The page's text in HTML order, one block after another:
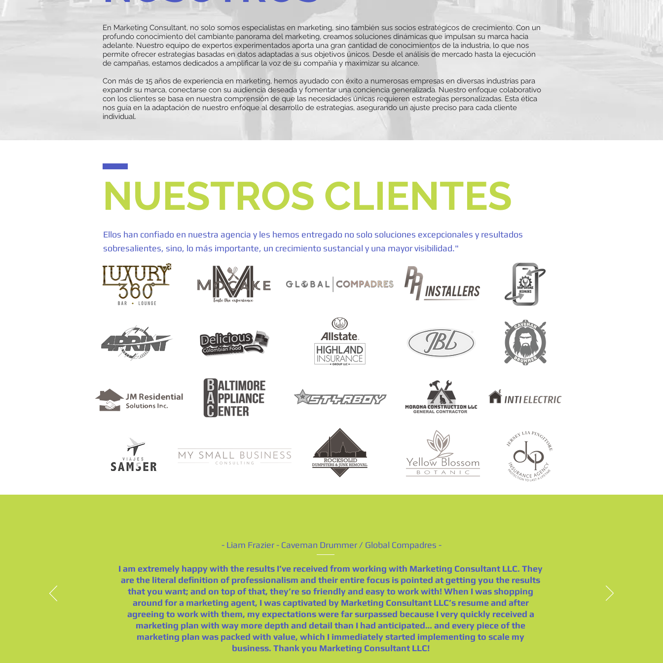
En Marketing Consultant, no solo somos especialistas en marketing, sino también sus socios estratégicos de crecimiento. Con un
profundo conocimiento del cambiante panorama del marketing, creamos soluciones dinámicas que impulsan su marca hacia
adelante. Nuestro equipo de expertos experimentados aporta una gran cantidad de conocimientos de la industria, lo que nos
permite ofrecer estrategias basadas en datos adaptadas a sus objetivos únicos. Desde el análisis de mercado hasta la ejecución
de campañas, estamos dedicados a amplificar la voz de su compañía y maximizar su alcance.
Con más de 15 años de experiencia en marketing, hemos ayudado con éxito a numerosas empresas en diversas industrias para
expandir su marca, conectarse con su audiencia deseada y fomentar una conciencia generalizada. Nuestro enfoque colaborativo
con los clientes se basa en nuestra comprensión de que las necesidades únicas requieren estrategias personalizadas. Esta ética
nos guía en la adaptación de nuestro enfoque al desarrollo de estrategias, asegurando un ajuste preciso para cada cliente
individual.
NUESTROS CLIENTES
Ellos han confiado en nuestra agencia y les hemos entregado no solo soluciones excepcionales y resultados
sobresalientes, sino, lo más importante, un crecimiento sustancial y una mayor visibilidad."
- Liam Frazier - Caveman Drummer / Global Compadres -
I am extremely happy with the results I’ve received from working with Marketing Consultant LLC. They
are the literal definition of professionalism and their entire focus is pointed at getting you the results
that you want; and on top of that, they’re so friendly and easy to work with! When I was shopping
around for a marketing agent, I was captivated by Marketing Consultant LLC’s resume and after
agreeing to work with them, my expectations were far surpassed because I very quickly received a
marketing plan with way more depth and detail than I had anticipated… and every piece of the
marketing plan was packed with value, which I immediately started implementing to scale my
business. Thank you Marketing Consultant LLC!